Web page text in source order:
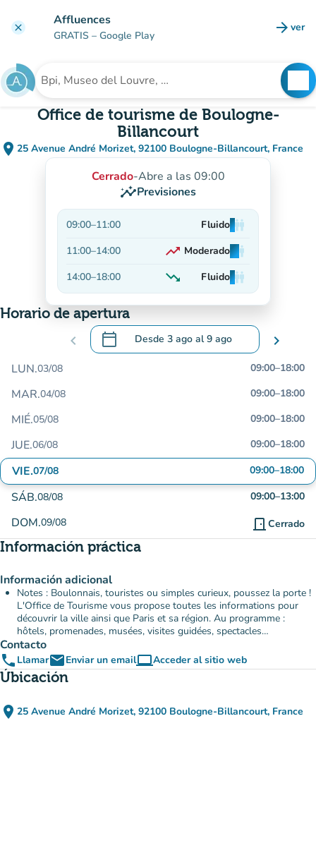
clear Affluences
GRATIS – Google Play arrow_forward ver
Buscar un establecimiento
Office de tourisme de Boulogne-
Billancourt
place 25 Avenue André Morizet, 92100 Boulogne-Billancourt, France
(abrir en Google Maps)
(nueva pestaña)
Cerrado-Abre a las 09:00
insightsPrevisiones
09:00–11:00 Fluidoman
man
man
11:00–14:00 trending_up Moderadoman
man
man
14:00–18:00 trending_down
En descenso
Fluidoman
man
man
Horario de apertura
chevron_left calendar_today Desde 3 ago al9 ago
.Abra el calendario para cambiar las
chevron_right
LUN.03/08 09:00–18:00
MAR.04/08 09:00–18:00
MIÉ.05/08 09:00–18:00
JUE.06/08 09:00–18:00
VIE.07/08 09:00–18:00
SÁB.08/08 09:00–13:00
DOM.09/08 door_front Cerrado
Información práctica
Información adicional
Notes : Boulonnais, touristes ou simples curieux, poussez la porte !
L'Office de Tourisme vous propose toutes les informations pour
découvrir la ville ainsi que Paris et sa région. Au programme :
hôtels, promenades, musées, visites guidées, spectacles…
Contacto
phone LlamaremailEnviar un emailcomputerAcceder al sitio web
(nueva pestaña)
Úbicación
place 25 Avenue André Morizet, 92100 Boulogne-Billancourt, France
(abrir en Google Maps)
(nueva pestaña)